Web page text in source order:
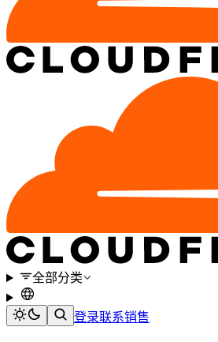
全部分类
登录联系销售